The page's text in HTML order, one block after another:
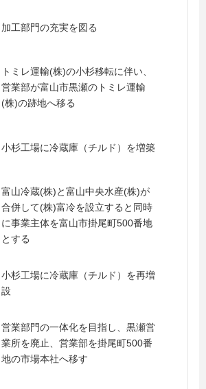
加工部門の充実を図る
トミレ運輸(株)の小杉移転に伴い、
営業部が富山市黒瀬のトミレ運輸
(株)の跡地へ移る
小杉工場に冷蔵庫（チルド）を増築
富山冷蔵(株)と富山中央水産(株)が
合併して(株)富冷を設立すると同時
に事業主体を富山市掛尾町500番地
とする
小杉工場に冷蔵庫（チルド）を再増
設
営業部門の一体化を目指し、黒瀬営
業所を廃止、営業部を掛尾町500番
地の市場本社へ移す